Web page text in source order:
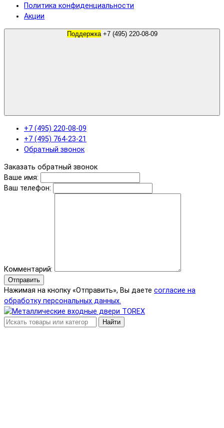
Политика конфиденциальности
Акции
Поддержка +7 (495) 220-08-09
+7 (495) 220-08-09
+7 (495) 764-23-21
Обратный звонок
Заказать обратный звонок
Ваше имя:
Ваш телефон:
Комментарий:
Отправить
Нажимая на кнопку «Отправить», Вы даете согласие на
обработку персональных данных.
Найти